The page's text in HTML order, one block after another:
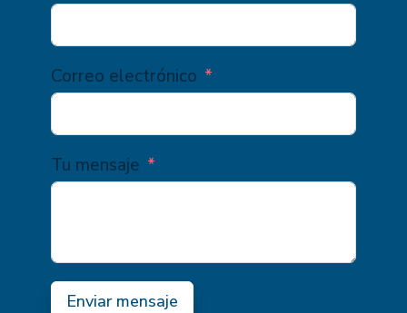
Correo electrónico
Tu mensaje
Enviar mensaje